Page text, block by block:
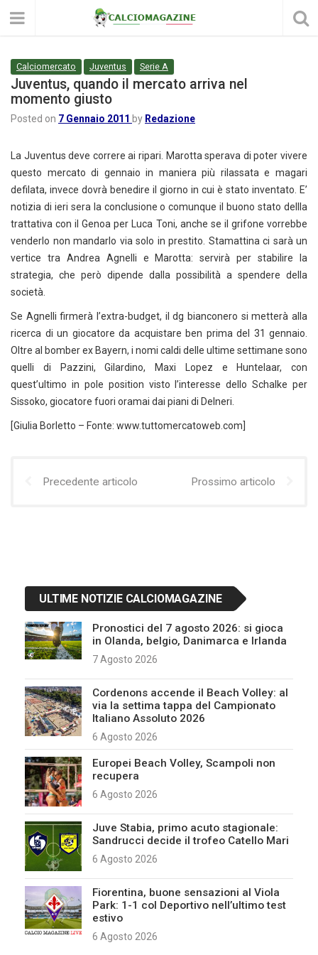
Calciomercato Juventus Serie A
Juventus, quando il mercato arriva nel
momento giusto
Posted on 7 Gennaio 2011 by Redazione
La Juventus deve correre ai ripari. Marotta sperava di poter vivere
questo mercato di gennaio in maniera più rilassata e magari
defilata, invece dovrà benedire il giorno in cui è stato inventato. E’
notizia di ieri sera la conclusione o comunque il buono stato dellla
trattativa con il Genoa per Luca Toni, anche se il grifone vorrebbe
venderlo non mandarlo via solo in prestito. Stamattina ci sarà un
vertice tra Andrea Agnelli e Marotta: servirà per stabilire la
strategia, che però dipende dalla possibilità a spendere della
società.
Se Agnelli firmerà l’extra-budget, il dg bianconero si metterà alla
ricerca di un giocatore da acquistare ben prima del 31 gennaio.
Oltre al bomber ex Bayern, i nomi caldi delle ultime settimane sono
quelli di Pazzini, Gilardino, Maxi Lopez e Huntelaar, con
quest’ultimo in pole position visto l’interesse dello Schalke per
Sissoko, giocatore fuori oramai dai piani di Delneri.
[Giulia Borletto – Fonte: www.tuttomercatoweb.com]
Precedente articolo Prossimo articolo
ULTIME NOTIZIE CALCIOMAGAZINE
Pronostici del 7 agosto 2026: si gioca
in Olanda, belgio, Danimarca e Irlanda
7 Agosto 2026
Cordenons accende il Beach Volley: al
via la settima tappa del Campionato
Italiano Assoluto 2026
6 Agosto 2026
Europei Beach Volley, Scampoli non
recupera
6 Agosto 2026
Juve Stabia, primo acuto stagionale:
Sandrucci decide il trofeo Catello Mari
6 Agosto 2026
Fiorentina, buone sensazioni al Viola
Park: 1-1 col Deportivo nell’ultimo test
estivo
6 Agosto 2026